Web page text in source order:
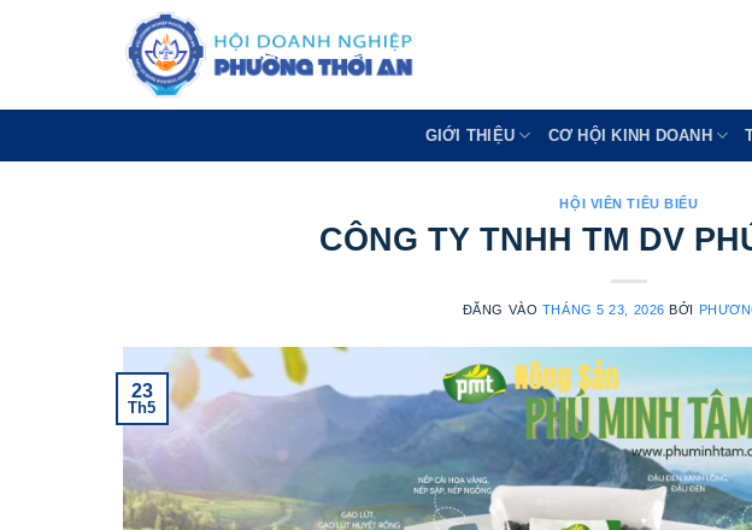
GIỚI THIỆU CƠ HỘI KINH DOANH
HỘI VIÊN TIÊU BIỂU
CÔNG TY TNHH TM DV
ĐĂNG VÀO THÁNG 5 23, 2026 BỞI
23
Th5